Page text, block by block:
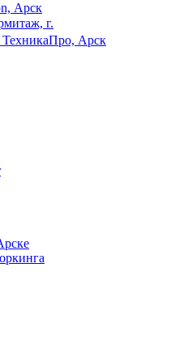
Арск
г.
Арск